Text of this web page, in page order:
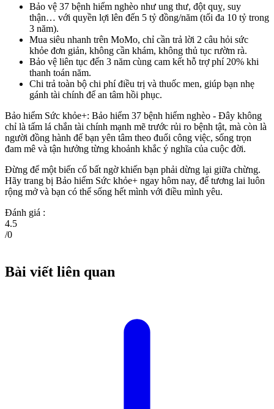
Bảo vệ 37 bệnh hiểm nghèo như ung thư, đột quỵ, suy
thận… với quyền lợi lên đến 5 tỷ đồng/năm (tối đa 10 tỷ trong
3 năm).
Mua siêu nhanh trên MoMo, chỉ cần trả lời 2 câu hỏi sức
khỏe đơn giản, không cần khám, không thủ tục rườm rà.
Bảo vệ liên tục đến 3 năm cùng cam kết hỗ trợ phí 20% khi
thanh toán năm.
Chi trả toàn bộ chi phí điều trị và thuốc men, giúp bạn nhẹ
gánh tài chính để an tâm hồi phục.
Bảo hiểm Sức khỏe+: Bảo hiểm 37 bệnh hiểm nghèo - Đây không
chỉ là tấm lá chắn tài chính mạnh mẽ trước rủi ro bệnh tật, mà còn là
người đồng hành để bạn yên tâm theo đuổi công việc, sống trọn
đam mê và tận hưởng từng khoảnh khắc ý nghĩa của cuộc đời.
Đừng để một biến cố bất ngờ khiến bạn phải dừng lại giữa chừng.
Hãy trang bị Bảo hiểm Sức khỏe+ ngay hôm nay, để tương lai luôn
rộng mở và bạn có thể sống hết mình với điều mình yêu.
Đánh giá :
4.5
/0
Bài viết liên quan